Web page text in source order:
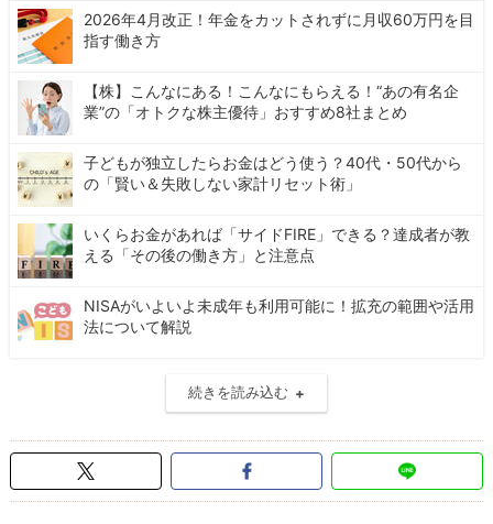
2026年4月改正！年金をカットされずに月収60万円を目
指す働き方
【株】こんなにある！こんなにもらえる！“あの有名企
業”の「オトクな株主優待」おすすめ8社まとめ
子どもが独立したらお金はどう使う？40代・50代から
の「賢い＆失敗しない家計リセット術」
いくらお金があれば「サイドFIRE」できる？達成者が教
える「その後の働き方」と注意点
NISAがいよいよ未成年も利用可能に！拡充の範囲や活用
法について解説
続きを読み込む